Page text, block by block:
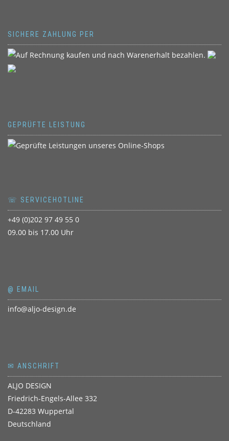
SICHERE ZAHLUNG PER
GEPRÜFTE LEISTUNG
☏ SERVICEHOTLINE
+49 (0)202 97 49 55 0
09.00 bis 17.00 Uhr
@ EMAIL
info@aljo-design.de
✉ ANSCHRIFT
ALJO DESIGN
Friedrich-Engels-Allee 332
D-42283 Wuppertal
Deutschland